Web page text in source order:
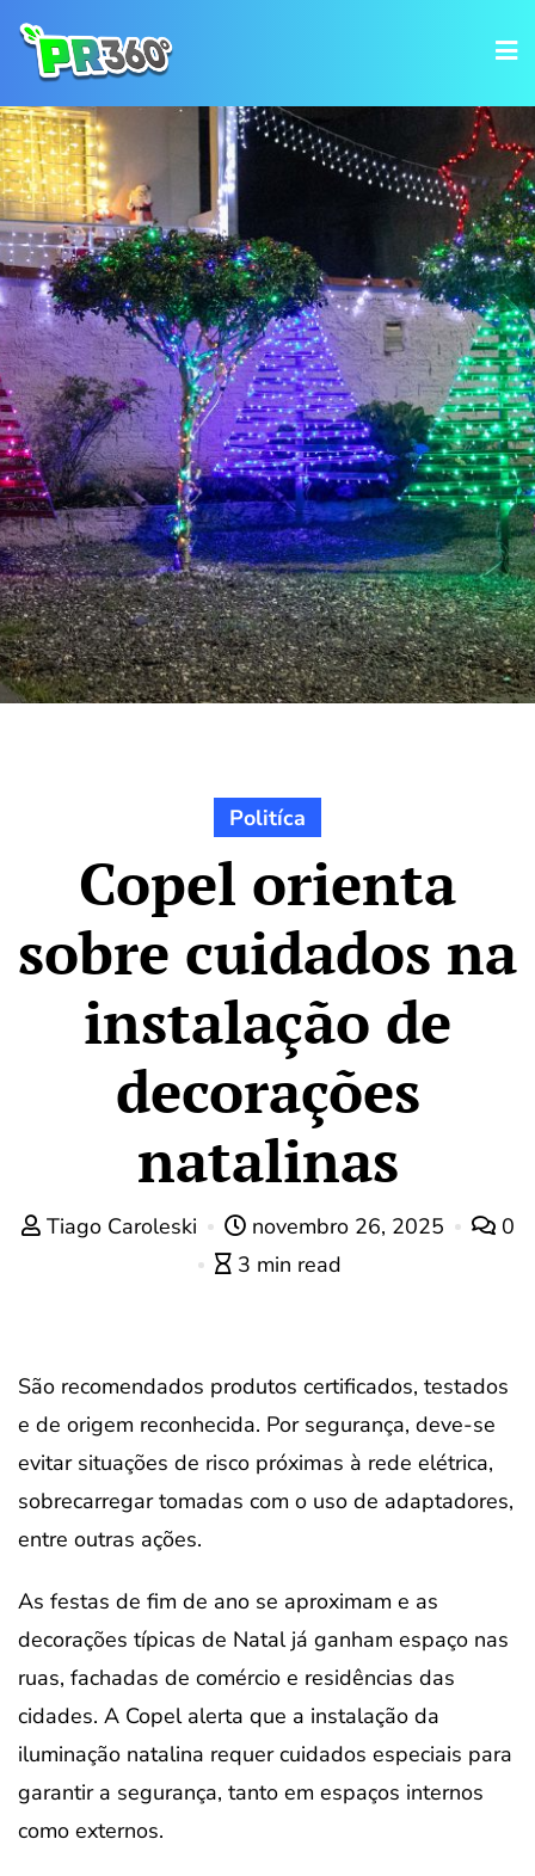
Politíca
Copel orienta
sobre cuidados na
instalação de
decorações
natalinas
Tiago Caroleski novembro 26, 2025
0
3 min read
São recomendados produtos certificados, testados
e de origem reconhecida. Por segurança, deve-se
evitar situações de risco próximas à rede elétrica,
sobrecarregar tomadas com o uso de adaptadores,
entre outras ações.
As festas de fim de ano se aproximam e as
decorações típicas de Natal já ganham espaço nas
ruas, fachadas de comércio e residências das
cidades. A Copel alerta que a instalação da
iluminação natalina requer cuidados especiais para
garantir a segurança, tanto em espaços internos
como externos.